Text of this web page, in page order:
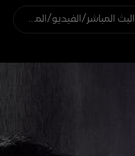
البحث عن البث المباشر/الفيديو/المستخدم